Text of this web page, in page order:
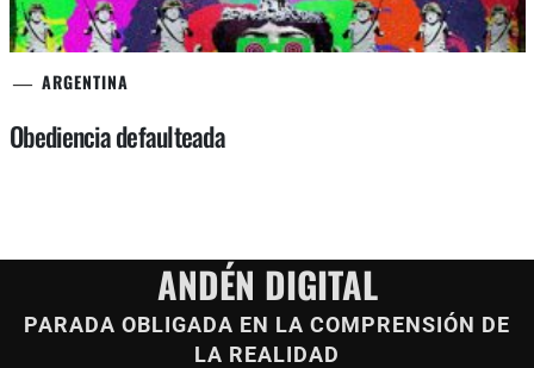
ARGENTINA
Obediencia defaulteada
ANDÉN DIGITAL
PARADA OBLIGADA EN LA COMPRENSIÓN DE
LA REALIDAD